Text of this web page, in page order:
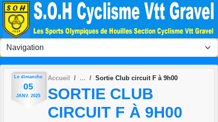
Le dimanche
05
JANV. 2025
Accueil Sortie Club circuit F à 9h00
SORTIE CLUB
CIRCUIT F À 9H00
Panneau de gestion des cookies